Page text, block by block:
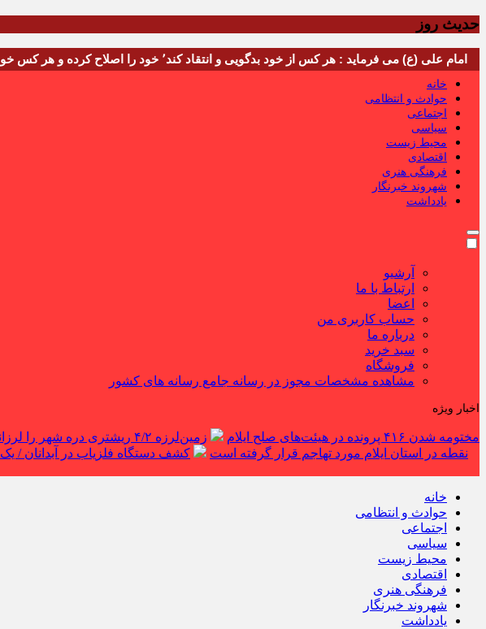
حدیث روز
امام علی (ع) می فرماید : هر کس از خود بدگویی و انتقاد کند٬ خود را اصلاح کرده و هر کس خودستایی نماید٬ پس به تحقیق خویش را تباه نموده است.
خانه
حوادث و انتظامی
اجتماعی
سیاسی
محیط زیست
اقتصادی
فرهنگی هنری
شهروند خبرنگار
یادداشت
آرشیو
ارتباط با ما
اعضا
حساب کاربری من
درباره ما
سبد خرید
فروشگاه
مشاهده مشخصات مجوز در رسانه جامع رسانه های کشور
اخبار ویژه
مختومه شدن ۴۱۶ پرونده در هیئت‌های صلح ایلام زمین‌لرزه ۴/۲ ریشتری دره شهر را لرزاند
نقطه در استان ایلام مورد تهاجم قرار گرفته است
کشف دستگاه فلزیاب در آبدانان /
خانه
حوادث و انتظامی
اجتماعی
سیاسی
محیط زیست
اقتصادی
فرهنگی هنری
شهروند خبرنگار
یادداشت